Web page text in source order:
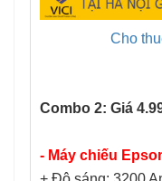
Cho
Combo 2: Giá
- Máy chiếu